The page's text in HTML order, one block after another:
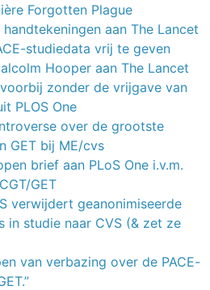
Forgotten Plague
aan The Lancet
studiedata vrij te geven
Hooper aan The Lancet
zonder de vrijgave van
PLOS One
over de grootste
GET bij ME/cvs
brief aan PLoS One i.v.m.
GET
verwijdert geanonimiseerde
in studie naar CVS (& zet ze
van verbazing over de PACE-